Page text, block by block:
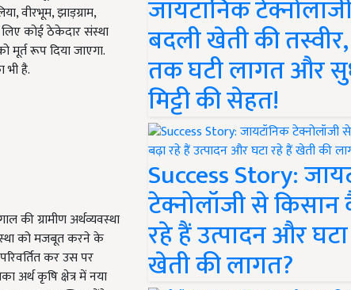
वीरभूम, झाड़ग्राम,
लिए कोई ठेकेदार संस्था
मूर्त रूप दिया जाएगा.
है.
की ग्रामीण अर्थव्यवस्था
को मजबूत करने के
कर उस पर
अर्थ कृषि क्षेत्र में नया
जायटॉनिक
बदली खेती की
तक घटी लागत और
मिट्टी की सेहत!
Success Story:
टेक्नोलॉजी से
रहे हैं उत्पादन और
खेती की लागत?